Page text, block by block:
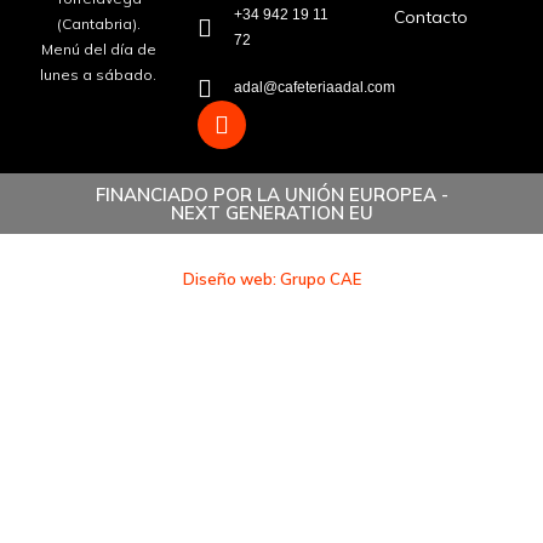
(Cantabria).
Menú del día de
lunes a sábado.
+34 942 19 11
72
adal@cafeteriaadal.com
Contacto
FINANCIADO POR LA UNIÓN EUROPEA -
NEXT GENERATION EU
Diseño web: Grupo CAE